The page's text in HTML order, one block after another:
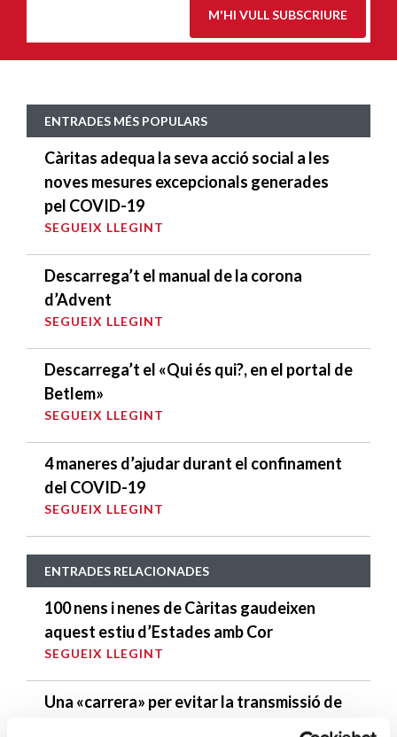
M'HI VULL SUBSCRIURE
ENTRADES MÉS POPULARS
Càritas adequa la seva acció social a les
noves mesures excepcionals generades
pel COVID-19
SEGUEIX LLEGINT
Descarrega’t el manual de la corona
d’Advent
SEGUEIX LLEGINT
Descarrega’t el «Qui és qui?, en el portal de
Betlem»
SEGUEIX LLEGINT
4 maneres d’ajudar durant el confinament
del COVID-19
SEGUEIX LLEGINT
ENTRADES RELACIONADES
100 nens i nenes de Càritas gaudeixen
aquest estiu d’Estades amb Cor
SEGUEIX LLEGINT
Una «carrera» per evitar la transmissió de